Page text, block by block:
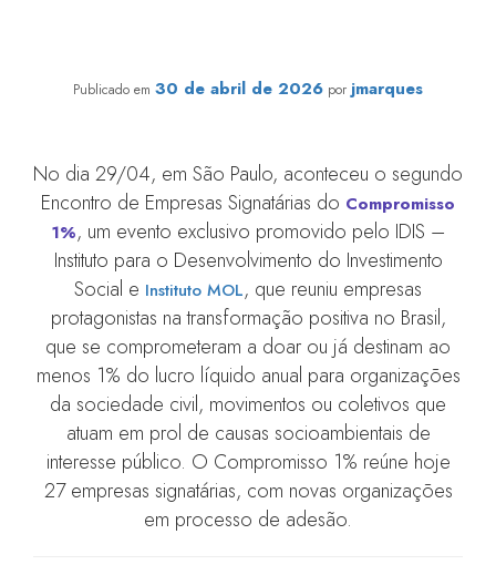
Publicado em 30 de abril de 2026 porjmarques
No dia 29/04, em São Paulo, aconteceu o segundo
Encontro de Empresas Signatárias do Compromisso
1%, um evento exclusivo promovido pelo IDIS –
Instituto para o Desenvolvimento do Investimento
Social e Instituto MOL, que reuniu empresas
protagonistas na transformação positiva no Brasil,
que se comprometeram a doar ou já destinam ao
menos 1% do lucro líquido anual para organizações
da sociedade civil, movimentos ou coletivos que
atuam em prol de causas socioambientais de
interesse público. O Compromisso 1% reúne hoje
27 empresas signatárias, com novas organizações
em processo de adesão.